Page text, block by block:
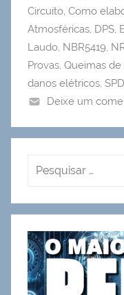
Circuito, Como
Atmosféricas, DPS,
Laudo, NBR5419,
Provas, Queimas
danos elétricos,
Deixe um